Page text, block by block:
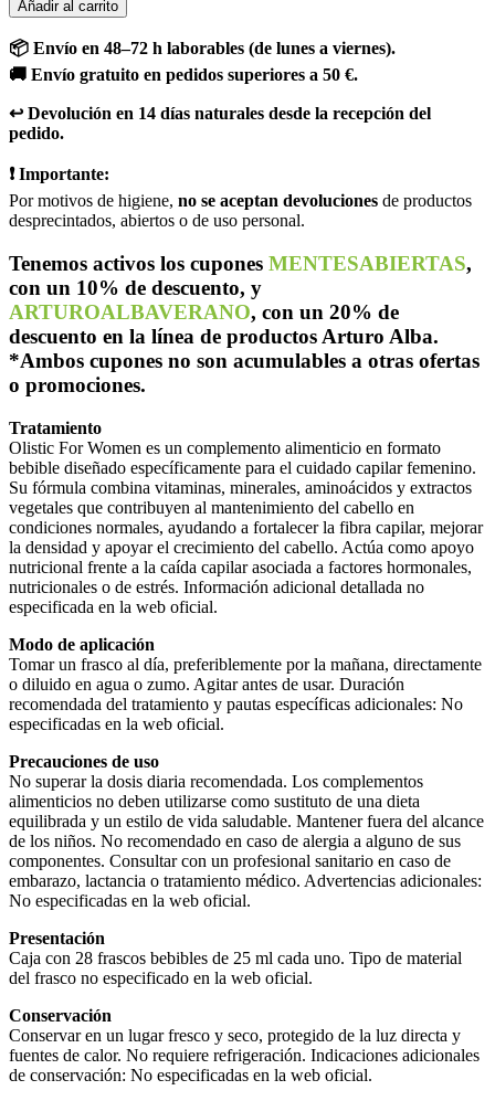
Añadir al carrito
📦 Envío en 48–72 h laborables (de lunes a viernes).
🚚 Envío gratuito en pedidos superiores a 50 €.
↩️ Devolución en 14 días naturales desde la recepción del
pedido.
❗ Importante:
Por motivos de higiene, no se aceptan devoluciones de productos
desprecintados, abiertos o de uso personal.
Tenemos activos los cupones MENTESABIERTAS,
con un 10% de descuento, y
ARTUROALBAVERANO, con un 20% de
descuento en la línea de productos Arturo Alba.
*Ambos cupones no son acumulables a otras ofertas
o promociones.
Tratamiento
Olistic For Women es un complemento alimenticio en formato
bebible diseñado específicamente para el cuidado capilar femenino.
Su fórmula combina vitaminas, minerales, aminoácidos y extractos
vegetales que contribuyen al mantenimiento del cabello en
condiciones normales, ayudando a fortalecer la fibra capilar, mejorar
la densidad y apoyar el crecimiento del cabello. Actúa como apoyo
nutricional frente a la caída capilar asociada a factores hormonales,
nutricionales o de estrés. Información adicional detallada no
especificada en la web oficial.
Modo de aplicación
Tomar un frasco al día, preferiblemente por la mañana, directamente
o diluido en agua o zumo. Agitar antes de usar. Duración
recomendada del tratamiento y pautas específicas adicionales: No
especificadas en la web oficial.
Precauciones de uso
No superar la dosis diaria recomendada. Los complementos
alimenticios no deben utilizarse como sustituto de una dieta
equilibrada y un estilo de vida saludable. Mantener fuera del alcance
de los niños. No recomendado en caso de alergia a alguno de sus
componentes. Consultar con un profesional sanitario en caso de
embarazo, lactancia o tratamiento médico. Advertencias adicionales:
No especificadas en la web oficial.
Presentación
Caja con 28 frascos bebibles de 25 ml cada uno. Tipo de material
del frasco no especificado en la web oficial.
Conservación
Conservar en un lugar fresco y seco, protegido de la luz directa y
fuentes de calor. No requiere refrigeración. Indicaciones adicionales
de conservación: No especificadas en la web oficial.